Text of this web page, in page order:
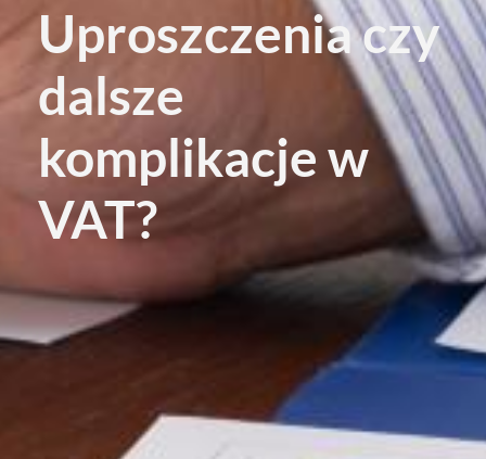
Uproszczenia czy
dalsze
komplikacje w
VAT?